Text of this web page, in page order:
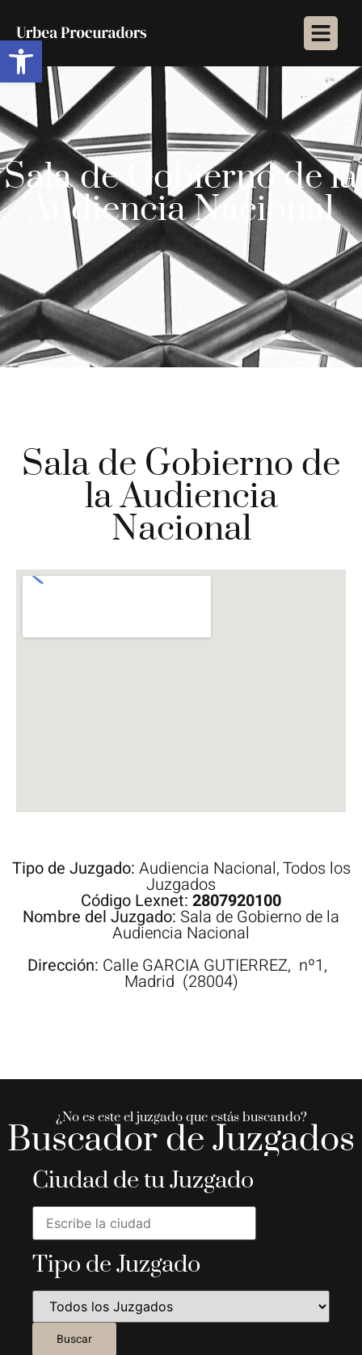
Abrir barra de herramientas
Sala de Gobierno de la
Audiencia Nacional
Sala de Gobierno de
la Audiencia
Nacional
Tipo de Juzgado: Audiencia Nacional,Todos los
Juzgados
Código Lexnet: 2807920100
Nombre del Juzgado: Sala de Gobierno de la
Audiencia Nacional
Dirección: Calle GARCIA GUTIERREZ, nº1,
Madrid (28004)
¿No es este el juzgado que estás buscando?
Buscador de Juzgados
Ciudad de tu Juzgado
Tipo de Juzgado